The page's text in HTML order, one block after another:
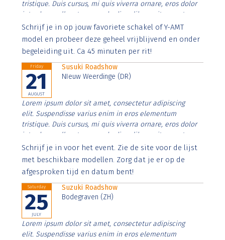
tristique. Duis cursus, mi quis viverra ornare, eros dolor
interdum nulla, ut commodo diam libero vitae erat.
Aenean faucibus nibh et justo cursus id rutrum lorem
imperdiet. Nunc ut sem vitae risus tristique posuere.
Schrijf je in op jouw favoriete schakel of Y-AMT
model en probeer deze geheel vrijblijvend en onder
begeleiding uit. Ca 45 minuten per rit!
Friday
21
AUGUST
Susuki Roadshow
NIeuw Weerdinge (DR)
Lorem ipsum dolor sit amet, consectetur adipiscing
elit. Suspendisse varius enim in eros elementum
tristique. Duis cursus, mi quis viverra ornare, eros dolor
interdum nulla, ut commodo diam libero vitae erat.
Aenean faucibus nibh et justo cursus id rutrum lorem
imperdiet. Nunc ut sem vitae risus tristique posuere.
Schrijf je in voor het event. Zie de site voor de lijst
met beschikbare modellen. Zorg dat je er op de
afgesproken tijd en datum bent!
Saturday
25
JULY
Suzuki Roadshow
Bodegraven (ZH)
Lorem ipsum dolor sit amet, consectetur adipiscing
elit. Suspendisse varius enim in eros elementum